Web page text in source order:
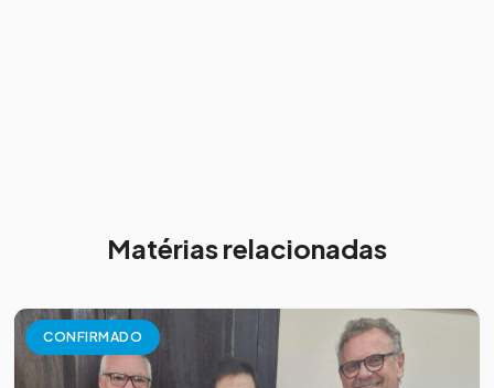
Matérias relacionadas
CONFIRMADO